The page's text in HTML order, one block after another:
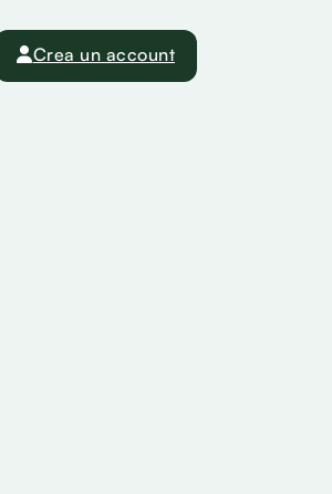
Crea un account